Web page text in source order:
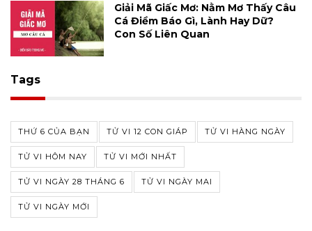
Giải Mã Giấc Mơ: Nằm Mơ Thấy Câu
Cá Điềm Báo Gì, Lành Hay Dữ?
Con Số Liên Quan
Tags
THỨ 6 CỦA BẠN TỬ VI 12 CON GIÁP TỬ VI HÀNG NGÀY
TỬ VI HÔM NAY TỬ VI MỚI NHẤT
TỬ VI NGÀY 28 THÁNG 6 TỬ VI NGÀY MAI
TỬ VI NGÀY MỚI